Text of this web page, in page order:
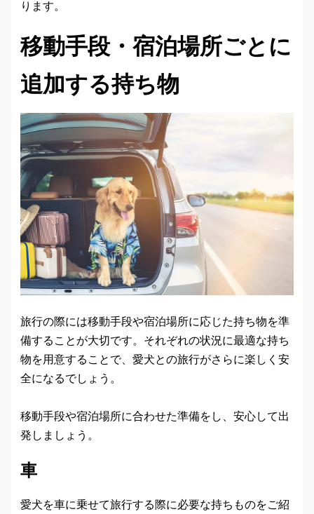
ります。
移動手段・宿泊場所ごとに
追加する持ち物
旅行の際には移動手段や宿泊場所に応じた持ち物を準
備することが大切です。それぞれの状況に最適な持ち
物を用意することで、愛犬との旅行がさらに楽しく安
全になるでしょう。
移動手段や宿泊場所に合わせた準備をし、安心して出
発しましょう。
車
愛犬を車に乗せて旅行する際に必要な持ちものをご紹